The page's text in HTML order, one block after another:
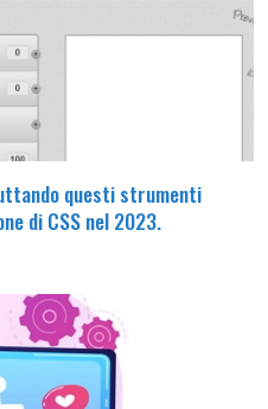
questi strumenti
di CSS nel 2023.